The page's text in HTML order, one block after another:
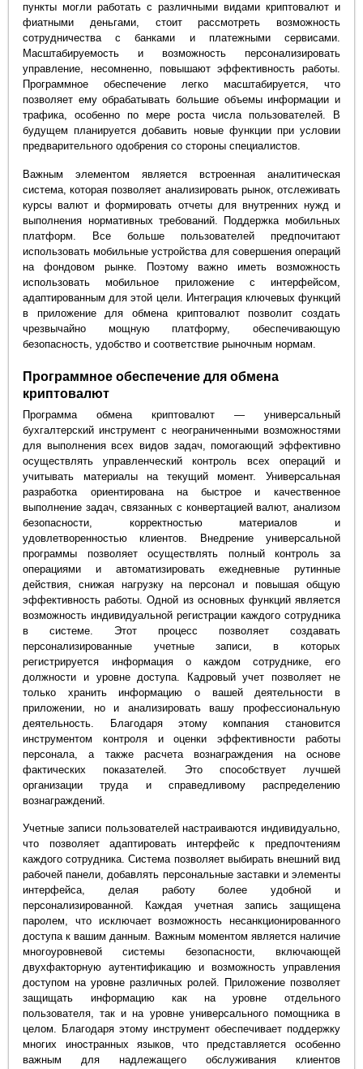
пункты могли работать с различными видами криптовалют и
фиатными деньгами, стоит рассмотреть возможность
сотрудничества с банками и платежными сервисами.
Масштабируемость и возможность персонализировать
управление, несомненно, повышают эффективность работы.
Программное обеспечение легко масштабируется, что
позволяет ему обрабатывать большие объемы информации и
трафика, особенно по мере роста числа пользователей. В
будущем планируется добавить новые функции при условии
предварительного одобрения со стороны специалистов.
Важным элементом является встроенная аналитическая
система, которая позволяет анализировать рынок, отслеживать
курсы валют и формировать отчеты для внутренних нужд и
выполнения нормативных требований. Поддержка мобильных
платформ. Все больше пользователей предпочитают
использовать мобильные устройства для совершения операций
на фондовом рынке. Поэтому важно иметь возможность
использовать мобильное приложение с интерфейсом,
адаптированным для этой цели. Интеграция ключевых функций
в приложение для обмена криптовалют позволит создать
чрезвычайно мощную платформу, обеспечивающую
безопасность, удобство и соответствие рыночным нормам.
Программное обеспечение для обмена
криптовалют
Программа обмена криптовалют — универсальный
бухгалтерский инструмент с неограниченными возможностями
для выполнения всех видов задач, помогающий эффективно
осуществлять управленческий контроль всех операций и
учитывать материалы на текущий момент. Универсальная
разработка ориентирована на быстрое и качественное
выполнение задач, связанных с конвертацией валют, анализом
безопасности, корректностью материалов и
удовлетворенностью клиентов. Внедрение универсальной
программы позволяет осуществлять полный контроль за
операциями и автоматизировать ежедневные рутинные
действия, снижая нагрузку на персонал и повышая общую
эффективность работы. Одной из основных функций является
возможность индивидуальной регистрации каждого сотрудника
в системе. Этот процесс позволяет создавать
персонализированные учетные записи, в которых
регистрируется информация о каждом сотруднике, его
должности и уровне доступа. Кадровый учет позволяет не
только хранить информацию о вашей деятельности в
приложении, но и анализировать вашу профессиональную
деятельность. Благодаря этому компания становится
инструментом контроля и оценки эффективности работы
персонала, а также расчета вознаграждения на основе
фактических показателей. Это способствует лучшей
организации труда и справедливому распределению
вознаграждений.
Учетные записи пользователей настраиваются индивидуально,
что позволяет адаптировать интерфейс к предпочтениям
каждого сотрудника. Система позволяет выбирать внешний вид
рабочей панели, добавлять персональные заставки и элементы
интерфейса, делая работу более удобной и
персонализированной. Каждая учетная запись защищена
паролем, что исключает возможность несанкционированного
доступа к вашим данным. Важным моментом является наличие
многоуровневой системы безопасности, включающей
двухфакторную аутентификацию и возможность управления
доступом на уровне различных ролей. Приложение позволяет
защищать информацию как на уровне отдельного
пользователя, так и на уровне универсального помощника в
целом. Благодаря этому инструмент обеспечивает поддержку
многих иностранных языков, что представляется особенно
важным для надлежащего обслуживания клиентов